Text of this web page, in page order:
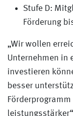
Stufe D:
Förderung
„Wir wollen
Unternehmen in
investieren
besser